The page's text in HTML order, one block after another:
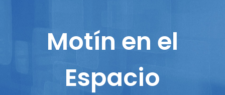
ReportajesMotín en el
Espacio